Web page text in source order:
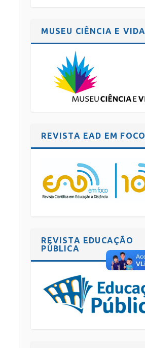
MUSEU CIÊNCIA E VIDA
REVISTA EAD EM FOCO
REVISTA EDUCAÇÃO
PÚBLICA